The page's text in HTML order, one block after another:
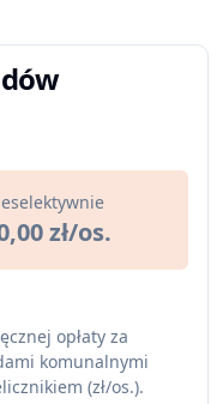
zł/os.
opłaty za
komunalnymi
(zł/os.).